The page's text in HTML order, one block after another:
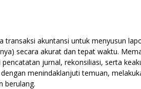
akuntansi untuk menyusun
secara akurat dan tepat waktu.
jurnal, rekonsiliasi, serta
menindaklanjuti temuan,
berulang.